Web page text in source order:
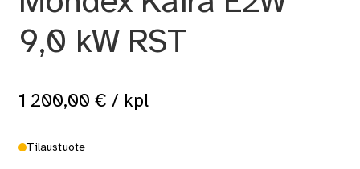
9,0 kW RST
1 200,00 € / kpl
Tilaustuote